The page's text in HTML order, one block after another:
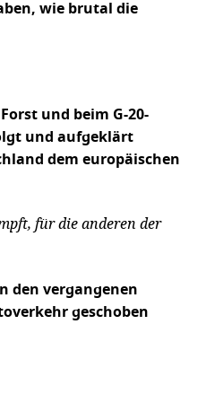
wie brutal die
und beim G-20-
und aufgeklärt
dem europäischen
für die anderen der
den vergangenen
geschoben